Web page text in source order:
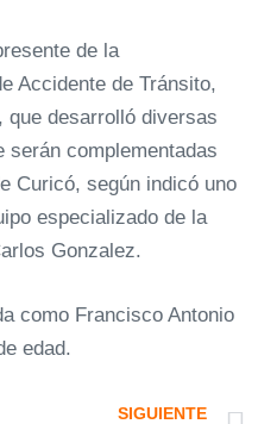
de la
Accidente de Tránsito,
que desarrolló diversas
serán complementadas
Curicó, según indicó uno
especializado de la
Gonzalez.
como Francisco Antonio
edad.
SIGUIENTE